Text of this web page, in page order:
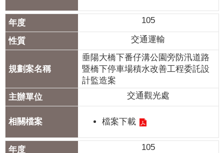
105
交通運輸
垂陽大橋下番仔溝公園旁防汛道路
暨橋下停車場積水改善工程委託設
計監造案
交通觀光處
檔案下載
105